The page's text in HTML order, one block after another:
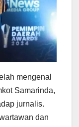
mengenal
Samarinda,
jurnalis.
dan